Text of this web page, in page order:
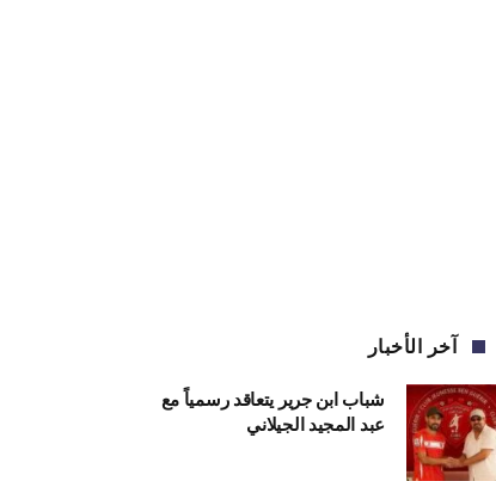
آخر الأخبار
شباب ابن جرير يتعاقد رسمياً مع
عبد المجيد الجيلاني